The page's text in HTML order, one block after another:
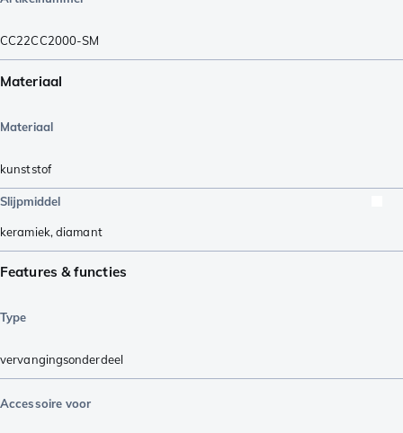
CC22CC2000-SM
Materiaal
Materiaal
kunststof
Slijpmiddel
keramiek,diamant
Features & functies
Type
vervangingsonderdeel
Accessoire voor